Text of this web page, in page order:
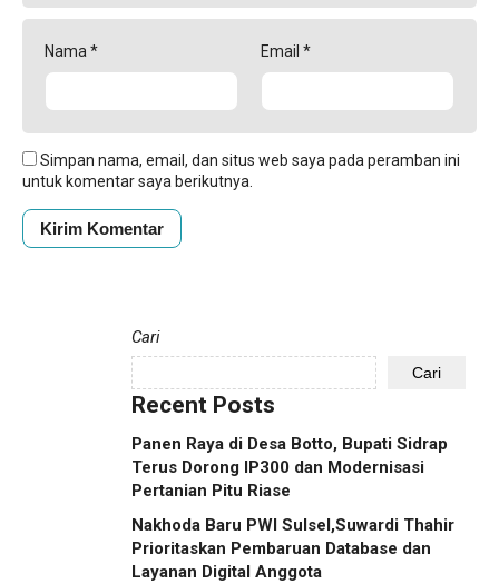
Nama * Email *
Simpan nama, email, dan situs web saya pada peramban ini
untuk komentar saya berikutnya.
Cari
Cari
Recent Posts
Panen Raya di Desa Botto, Bupati Sidrap
Terus Dorong IP300 dan Modernisasi
Pertanian Pitu Riase
Nakhoda Baru PWI Sulsel,Suwardi Thahir
Prioritaskan Pembaruan Database dan
Layanan Digital Anggota